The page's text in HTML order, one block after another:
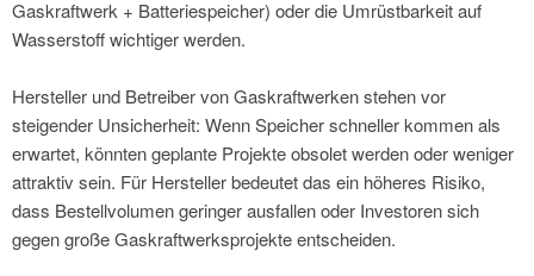
Gaskraftwerk + Batteriespeicher) oder die Umrüstbarkeit auf
Wasserstoff wichtiger werden.
Hersteller und Betreiber von Gaskraftwerken stehen vor
steigender Unsicherheit: Wenn Speicher schneller kommen als
erwartet, könnten geplante Projekte obsolet werden oder weniger
attraktiv sein. Für Hersteller bedeutet das ein höheres Risiko,
dass Bestellvolumen geringer ausfallen oder Investoren sich
gegen große Gaskraftwerksprojekte entscheiden.